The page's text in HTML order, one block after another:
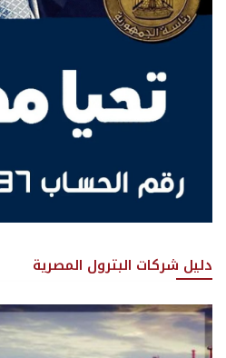
دليل شركات البترول المصرية